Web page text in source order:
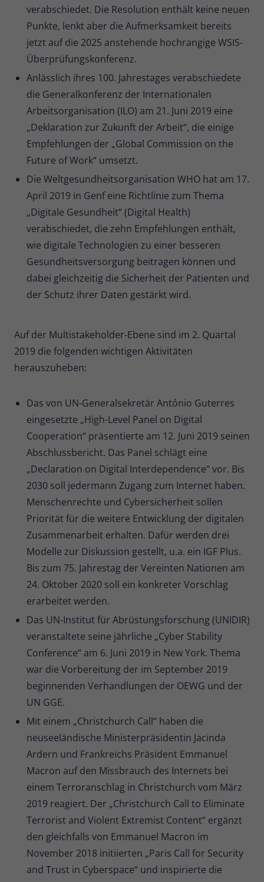
verabschiedet. Die Resolution enthält keine neuen
Punkte, lenkt aber die Aufmerksamkeit bereits
jetzt auf die 2025 anstehende hochrangige WSIS-
Überprüfungskonferenz.
Anlässlich ihres 100. Jahrestages verabschiedete
die Generalkonferenz der Internationalen
Arbeitsorganisation (ILO) am 21. Juni 2019 eine
„Deklaration zur Zukunft der Arbeit“, die einige
Empfehlungen der „Global Commission on the
Future of Work“ umsetzt.
Die Weltgesundheitsorganisation WHO hat am 17.
April 2019 in Genf eine Richtlinie zum Thema
„Digitale Gesundheit“ (Digital Health)
verabschiedet, die zehn Empfehlungen enthält,
wie digitale Technologien zu einer besseren
Gesundheitsversorgung beitragen können und
dabei gleichzeitig die Sicherheit der Patienten und
der Schutz ihrer Daten gestärkt wird.
Auf der Multistakeholder-Ebene sind im 2. Quartal
2019 die folgenden wichtigen Aktivitäten
herauszuheben:
Das von UN-Generalsekretär António Guterres
eingesetzte „High-Level Panel on Digital
Cooperation“ präsentierte am 12. Juni 2019 seinen
Abschlussbericht. Das Panel schlägt eine
„Declaration on Digital Interdependence“ vor. Bis
2030 soll jedermann Zugang zum Internet haben.
Menschenrechte und Cybersicherheit sollen
Priorität für die weitere Entwicklung der digitalen
Zusammenarbeit erhalten. Dafür werden drei
Modelle zur Diskussion gestellt, u.a. ein IGF Plus.
Bis zum 75. Jahrestag der Vereinten Nationen am
24. Oktober 2020 soll ein konkreter Vorschlag
erarbeitet werden.
Das UN-Institut für Abrüstungsforschung (UNIDIR)
veranstaltete seine jährliche „Cyber Stability
Conference“ am 6. Juni 2019 in New York. Thema
war die Vorbereitung der im September 2019
beginnenden Verhandlungen der OEWG und der
UN GGE.
Mit einem „Christchurch Call“ haben die
neuseeländische Ministerpräsidentin Jacinda
Ardern und Frankreichs Präsident Emmanuel
Macron auf den Missbrauch des Internets bei
einem Terroranschlag in Christchurch vom März
2019 reagiert. Der „Christchurch Call to Eliminate
Terrorist and Violent Extremist Content“ ergänzt
den gleichfalls von Emmanuel Macron im
November 2018 initiierten „Paris Call for Security
and Trust in Cyberspace“ und inspirierte die